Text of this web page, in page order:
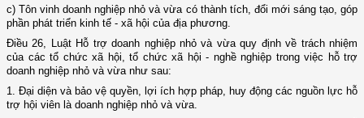
c) Tôn vinh doanh nghiệp nhỏ và vừa có thành tích, đổi mới sáng tạo, góp
phần phát triển kinh tế - xã hội của địa phương.
Điều 26, Luật Hỗ trợ doanh nghiệp nhỏ và vừa quy định về trách nhiệm
của các tổ chức xã hội, tổ chức xã hội - nghề nghiệp trong việc hỗ trợ
doanh nghiệp nhỏ và vừa như sau:
1. Đại diện và bảo vệ quyền, lợi ích hợp pháp, huy động các nguồn lực hỗ
trợ hội viên là doanh nghiệp nhỏ và vừa.